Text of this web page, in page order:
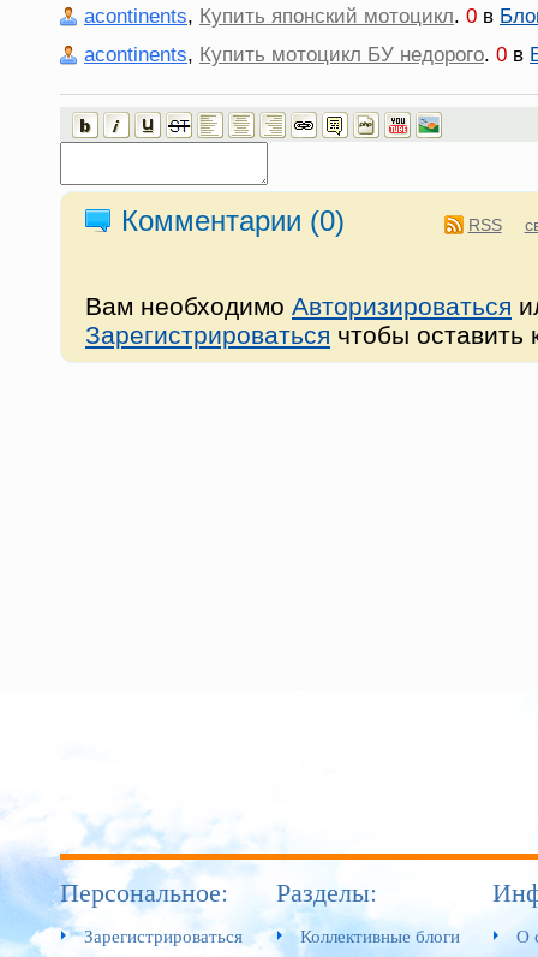
acontinents, Купить японский мотоцикл. 0 в
acontinents, Купить мотоцикл БУ недорого. 0 в
Комментарии (0) RSS
Вам необходимо Авторизироваться
Зарегистрироваться чтобы оставить
Персональное:
Зарегистрироваться
Разделы:
Коллективные блоги
О